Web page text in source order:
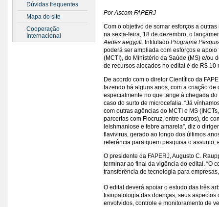
Dúvidas frequentes
Mapa do site
Cooperação
Internacional
Por Ascom FAPERJ
Com o objetivo de somar esforços a
na sexta-feira, 18 de dezembro, o
Aedes aegypti. Intitulado Programa
poderá ser ampliada com esforços e
(MCTI), do Ministério da Saúde (MS) e/ou
de recursos alocados no edital é de R$
De acordo com o diretor Científico da
fazendo há alguns anos, com a criação
especialmente no que tange à chegada
caso do surto de microcefalia. “Já
com outras agências do MCTI e MS
parcerias com Fiocruz, entre outros), de
leishmaniose e febre amarela”, diz o
flavivirus, gerado ao longo dos últimos
referência para quem pesquisa o assunto,
O presidente da FAPERJ, Augusto C.
terminar ao final da vigência do edital. “O
transferência de tecnologia para
O edital deverá apoiar o estudo das três
fisiopatologia das doenças, seus
envolvidos, controle e monitoramento de